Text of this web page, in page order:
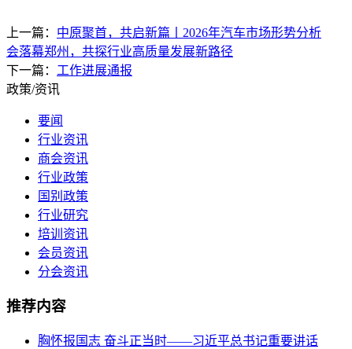
上一篇： 中原聚首，共启新篇丨2026年汽车市场形势分析
会落幕郑州，共探行业高质量发展新路径
下一篇： 工作进展通报
政策/资讯
要闻
行业资讯
商会资讯
行业政策
国别政策
行业研究
培训资讯
会员资讯
分会资讯
推荐内容
胸怀报国志 奋斗正当时——习近平总书记重要讲话